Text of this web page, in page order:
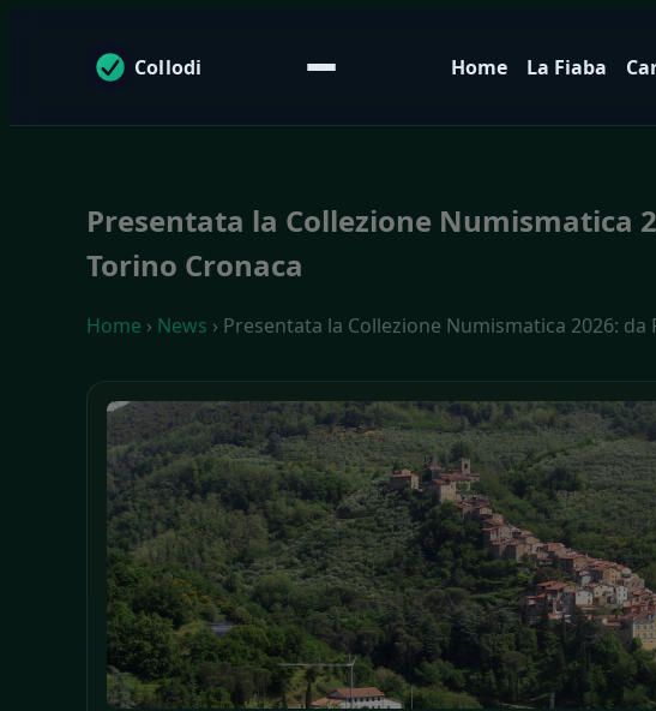
Collodi Home La Fiaba
Presentata la Collezione Numismatica
Torino Cronaca
Home › News › Presentata la Collezione Numismatica 2026: